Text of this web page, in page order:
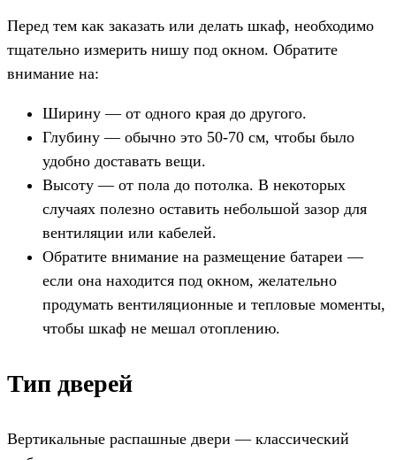
Перед тем как заказать или делать шкаф, необходимо
тщательно измерить нишу под окном. Обратите
внимание на:
Ширину — от одного края до другого.
Глубину — обычно это 50-70 см, чтобы было
удобно доставать вещи.
Высоту — от пола до потолка. В некоторых
случаях полезно оставить небольшой зазор для
вентиляции или кабелей.
Обратите внимание на размещение батареи —
если она находится под окном, желательно
продумать вентиляционные и тепловые моменты,
чтобы шкаф не мешал отоплению.
Тип дверей
Вертикальные распашные двери — классический